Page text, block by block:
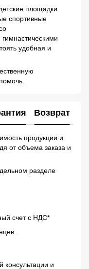
площадки
спортивные
гимнастическими
удобная и
Возврат
продукции и
от объема заказа и
разделе
счет с НДС*
консультации и